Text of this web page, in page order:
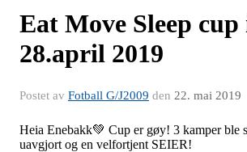
Eat Move Sleep
28.april 2019
Postet av Fotball G/J2009 den 22. mai 2019
Heia Enebakk💚 Cup er gøy! 3 kamper ble
uavgjort og en velfortjent SEIER!